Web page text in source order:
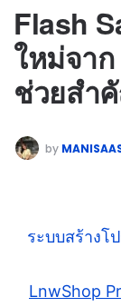
Flash
ใหม่จา
ช่วยสำ
by
ระบบสร้างโ
LnwShop